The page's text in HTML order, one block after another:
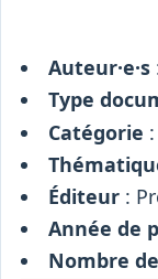
Centre
Ressources
Auteur·e·s
Type
Catégorie :
Éditeur:
Année de
Nombre